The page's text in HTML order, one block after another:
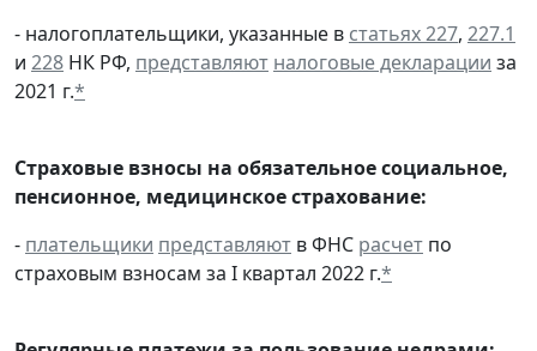
- налогоплательщики, указанные в статьях 227, 227.1
и 228 НК РФ, представляют налоговые декларации за
2021 г.*
Страховые взносы на обязательное социальное,
пенсионное, медицинское страхование:
- плательщики представляют в ФНС расчет по
страховым взносам за I квартал 2022 г.*